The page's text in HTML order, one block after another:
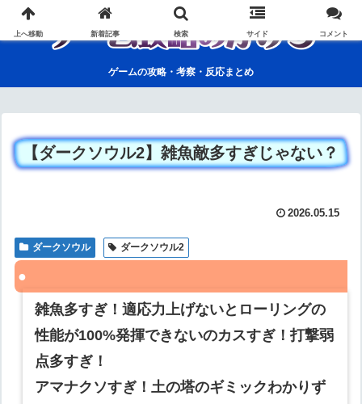
ゲームの攻略・考察・反応まとめ
【ダークソウル2】雑魚敵多すぎじゃない？
2026.05.15
ダークソウル ダークソウル2
雑魚多すぎ！適応力上げないとローリングの
性能が100%発揮できないのカスすぎ！打撃弱
点多すぎ！
アマナクソすぎ！土の塔のギミックわかりず
上へ移動 新着記事 検索 サイド コメント